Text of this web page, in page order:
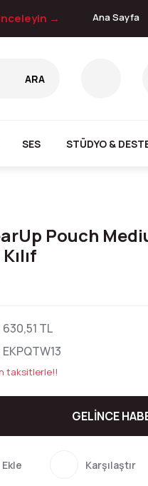
→ Ana Sayfa
ARA
SES STÜDYO &
Pouch
630,51 TL
EKPQTW13
taksitlerle!!
GELİNCE
Karşılaştır